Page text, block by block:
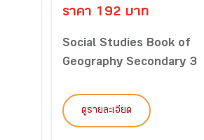
ราคา 192 บาท
Social Studies Book of
Geography Secondary 3
ดูรายละเอียด